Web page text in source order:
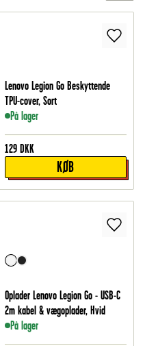
Lenovo Legion Go Beskyttende
TPU-cover, Sort
På lager
129 DKK
KØB
Oplader Lenovo Legion Go - USB-C
2m kabel & vægoplader, Hvid
På lager